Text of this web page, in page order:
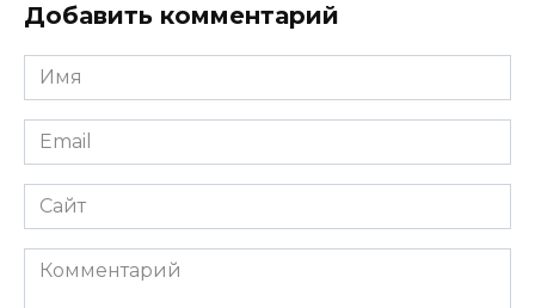
Добавить комментарий
Имя
*
Email
*
Сайт
Комментарий